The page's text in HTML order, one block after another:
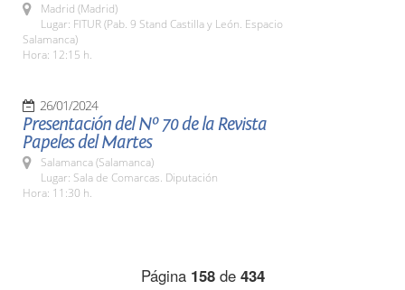
Madrid (Madrid)
Lugar: FITUR (Pab. 9 Stand Castilla y León. Espacio
Salamanca)
Hora: 12:15 h.
26/01/2024
Presentación del Nº 70 de la Revista
Papeles del Martes
Salamanca (Salamanca)
Lugar: Sala de Comarcas. Diputación
Hora: 11:30 h.
Página 158de 434